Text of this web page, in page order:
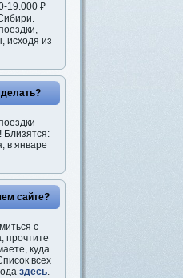
19.000 ₽
исходя из
Близятся:
в январе
сайте?
с
прочтите
куда
всех
здесь.